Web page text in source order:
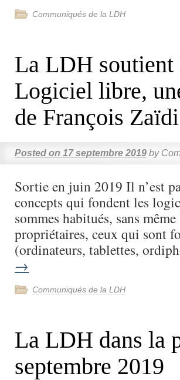
Communiqués de la LDH
La LDH
Logiciel libre,
de François Zaïdi
Posted on 17 septembre 2019 by
Sortie en juin 2019 Il n’est
concepts qui fondent les
sommes habitués, sans
propriétaires, ceux qui sont
(ordinateurs, tablettes,
→
Communiqués de la LDH
La LDH dans la
septembre 2019